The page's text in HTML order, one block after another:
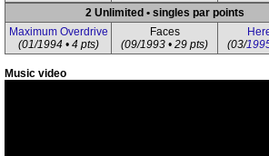
2 Unlimited • singles par points
Maximum Overdrive
(01/1994 • 4 pts)
Faces
(09/1993 • 29 pts)
(03/
Music video